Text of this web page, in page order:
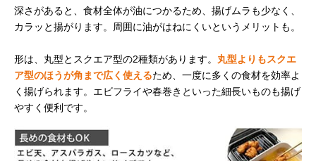
深さがあると、食材全体が油につかるため、揚げムラも少なく、
カラッと揚がります。周囲に油がはねにくいというメリットも。
形は、丸型とスクエア型の2種類があります。 丸型よりもスクエ
ア型のほうが角まで広く使えるため、一度に多くの食材を効率よ
く揚げられます。エビフライや春巻きといった細長いものも揚げ
やすく便利です。